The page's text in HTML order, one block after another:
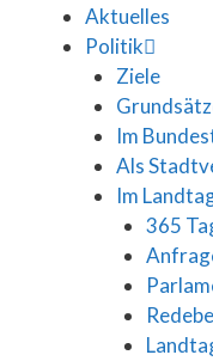
Aktuelles
Politik
Ziele
Im
Als
Im
365